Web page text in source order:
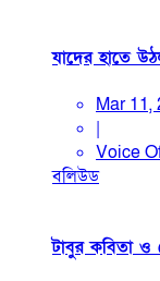
যাদের হাতে
Mar 11,
|
Voice
বলিউড
টাবুর কবিতা ও